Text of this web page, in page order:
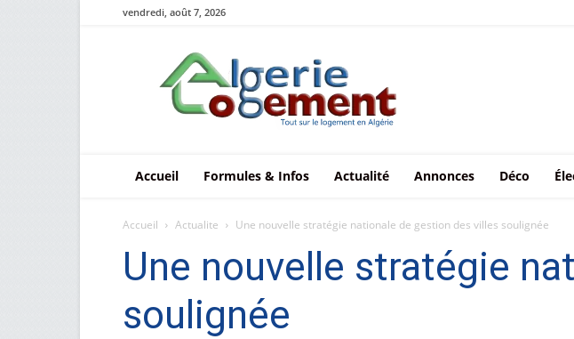
vendredi, août 7, 2026
Le
logement
en
Algérie
Accueil Formules & Infos Actualité Annonces Déco
Accueil Actualite Une nouvelle stratégie nationale de gestion des villes soulignée
Une nouvelle stratégie
soulignée